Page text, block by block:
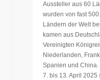
Aussteller aus 60
wurden von fast
Ländern der Welt
kamen aus
Vereinigten
Niederlanden,
Spanien und
7. bis 13. April 2025